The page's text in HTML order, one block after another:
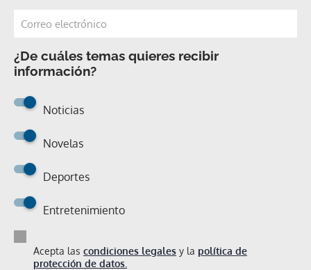
¿De cuáles temas quieres recibir
información?
Noticias
Novelas
Deportes
Entretenimiento
Acepta las condiciones legales y la política de
protección de datos.